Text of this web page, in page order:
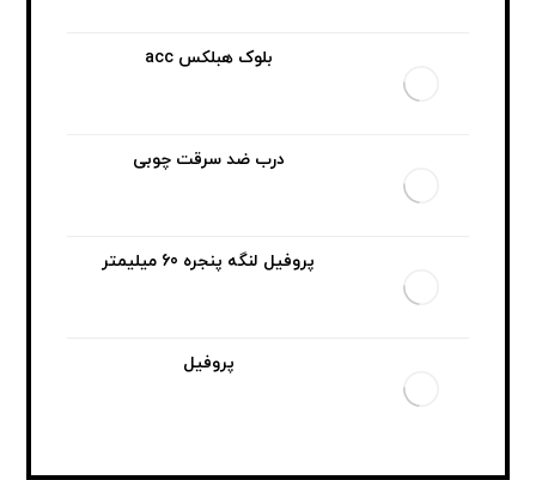
بلوک هبلکس acc
درب ضد سرقت چوبی
پروفیل لنگه پنجره 60 میلیمتر
پروفیل